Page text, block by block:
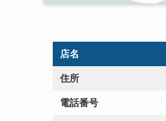
店名
住所
電話番号